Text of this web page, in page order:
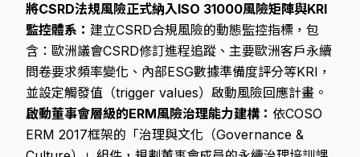
將CSRD法規風險正式納入ISO 31000風險矩陣與KRI
監控體系： 建立CSRD合規風險的動態監控指標，包
含：歐洲議會CSRD修訂進程追蹤、主要歐洲客戶永續
問卷要求頻率變化、內部ESG數據準備度評分等KRI，
並設定觸發值（trigger values）啟動風險回應計畫。
啟動董事會層級的ERM風險治理能力建構： 依COSO
ERM 2017框架的「治理與文化（Governance &